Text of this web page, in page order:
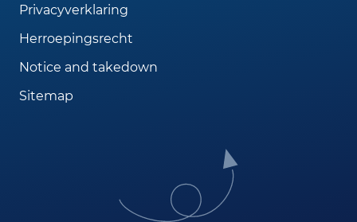
Privacyverklaring
Herroepingsrecht
Notice and takedown
Sitemap